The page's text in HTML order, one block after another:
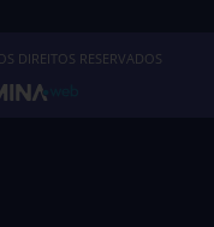
DIREITOS RESERVADOS